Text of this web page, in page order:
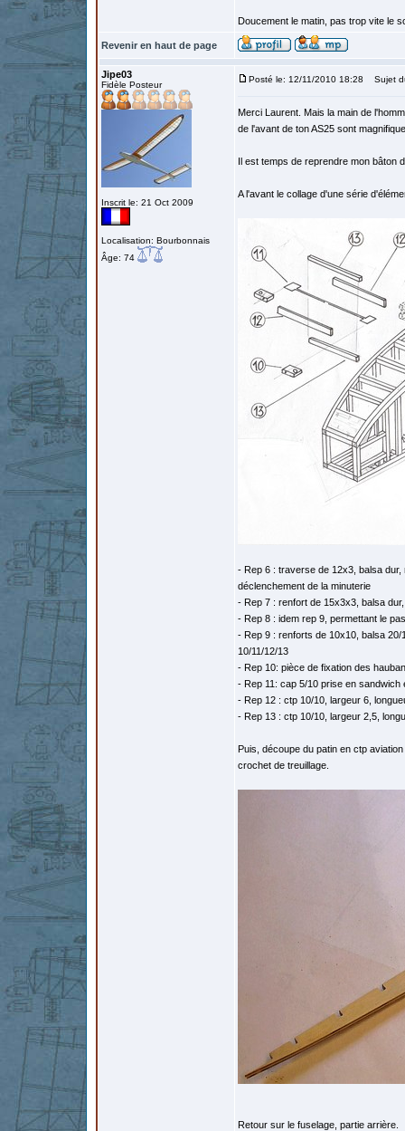
Doucement le matin, pas trop vite le
Revenir en haut de page
Jipe03
Fidèle Posteur
Inscrit le: 21 Oct 2009
Localisation: Bourbonnais
Âge: 74
Posté le: 12/11/2010 18:28 Sujet
Merci Laurent. Mais la main de
de l'avant de ton AS25 sont
Il est temps de reprendre mon bâton
A l'avant le collage d'une série
- Rep 6 : traverse de 12x3, balsa
déclenchement de la minuterie
- Rep 7 : renfort de 15x3x3, balsa
- Rep 8 : idem rep 9, permettant le
- Rep 9 : renforts de 10x10, balsa
10/11/12/13
- Rep 10: pièce de fixation des
- Rep 11: cap 5/10 prise en sandwich
- Rep 12 : ctp 10/10, largeur 6,
- Rep 13 : ctp 10/10, largeur 2,5,
Puis, découpe du patin en ctp
crochet de treuillage.
Retour sur le fuselage, partie arrière.